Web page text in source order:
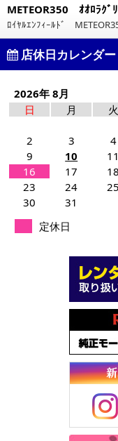
METEOR350 ｵｵﾛﾗｸﾞ
ﾛｲﾔﾙｴﾝﾌｨｰﾙﾄﾞ
店休日カレンダー
2026年 8月
日
月 火
2
3 4
9
10 11
16
17 18
23
24 25
30
31
定休日